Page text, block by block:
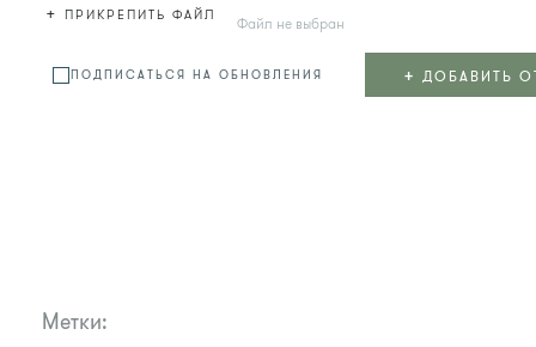
+ ПРИКРЕПИТЬ ФАЙЛ Файл не выбран
ПОДПИСАТЬСЯ НА ОБНОВЛЕНИЯ + ДОБАВИТЬ
Метки: